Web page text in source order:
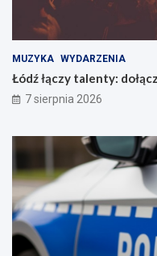
MUZYKA WYDARZENIA
Łódź łączy talenty:
7 sierpnia 2026